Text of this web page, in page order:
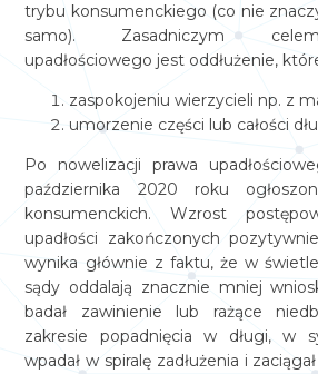
trybu konsumenckiego (co nie
samo). Zasadniczym
upadłościowego jest oddłużenie,
zaspokojeniu wierzycieli np. z
umorzenie części lub całości
Po nowelizacji prawa
października 2020 roku
konsumenckich. Wzrost
upadłości zakończonych
wynika głównie z faktu, że w
sądy oddalają znacznie mniej
badał zawinienie lub rażące
zakresie popadnięcia w długi, w
wpadał w spiralę zadłużenia i